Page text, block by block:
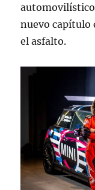
nuevo capítulo
el asfalto.